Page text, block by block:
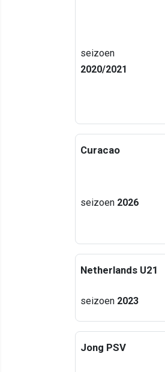
seizoen
2020/2021
Curacao
seizoen 2026
Netherlands U21
seizoen 2023
Jong PSV